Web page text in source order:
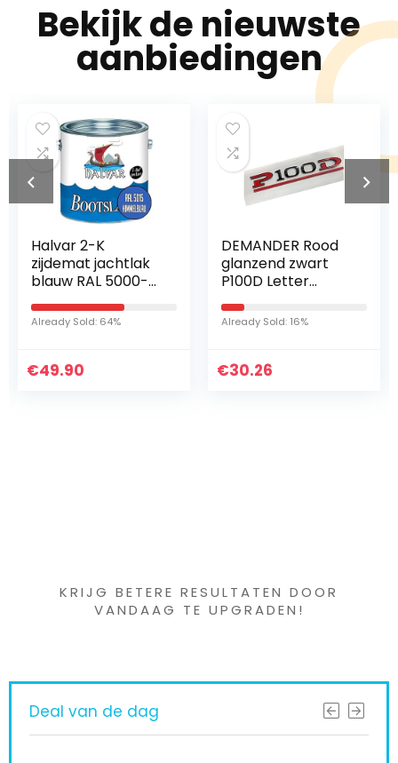
Bekijk de nieuwste
aanbiedingen
DEMANDER Rood
glanzend zwart
P100D Letter
Embleem Badge
3D Logo Sticker Fit
for Tesla Model X s
Already Sold: 16%
€30.26
BRITEMAX BX119-16
Leer Max-Cream
Style mild Cleaner
473ml
Already Sold: 36%
€26.39
KRIJG BETERE RESULTATEN DOOR
VANDAAG TE UPGRADEN!
Deal van de dag